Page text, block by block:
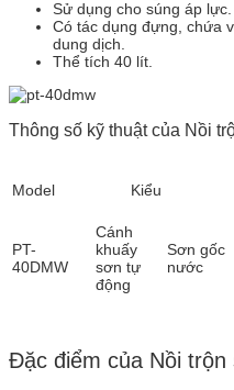
Sử dụng cho súng áp lực.
Có tác dụng đựng, chứa
dung dịch.
Thể tích 40 lít.
Thông số kỹ thuật của Nồi
Model Kiểu
PT-
40DMW
Cánh
khuấy
sơn tự
động
Sơn gốc
nước
Đặc điểm của Nồi trộn